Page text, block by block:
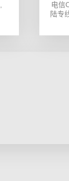
电信
陆专